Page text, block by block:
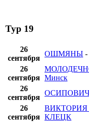
Тур 19
26
сентября
ОШМЯНЫ -
26
сентября Минск
26
сентября
26
сентября
ВИКТОРИЯ
КЛЕЦК